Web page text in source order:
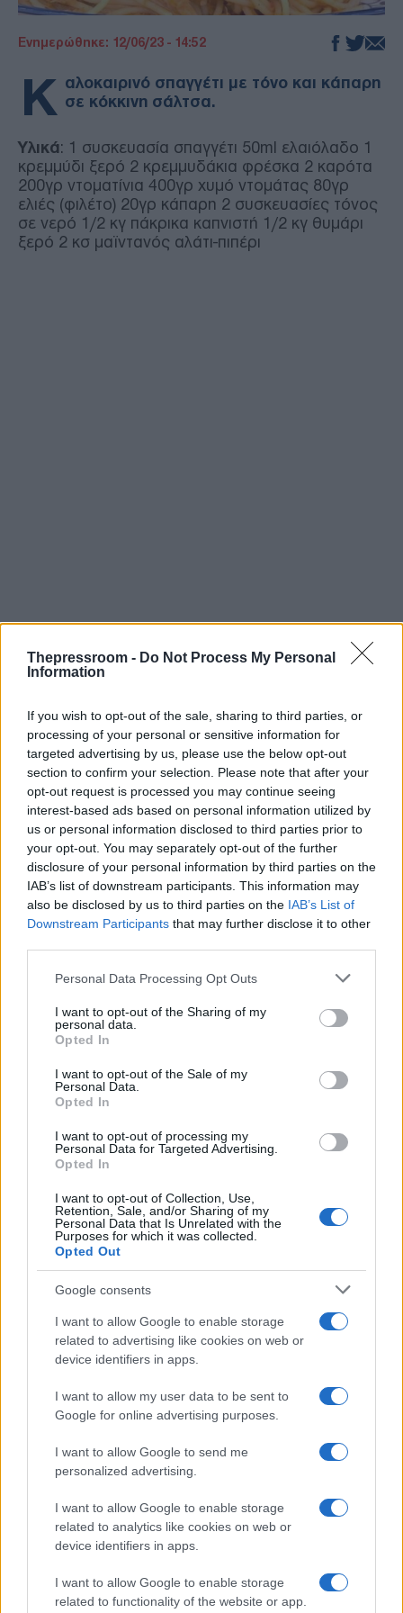
Thepressroom - Do Not Process My Personal
Information
If you wish to opt-out of the sale, sharing to third parties, or
processing of your personal or sensitive information for
targeted advertising by us, please use the below opt-out
section to confirm your selection. Please note that after your
opt-out request is processed you may continue seeing
interest-based ads based on personal information utilized by
us or personal information disclosed to third parties prior to
your opt-out. You may separately opt-out of the further
disclosure of your personal information by third parties on the
IAB’s list of downstream participants. This information may
also be disclosed by us to third parties on the IAB’s List of
Downstream Participants that may further disclose it to other
Please note that this website/app uses one or more Google
not limited to your visit or usage behaviour. You may click to
grant or deny consent to Google and its third-party tags to
use your data for below specified purposes in below Google
consent section.
Personal Data Processing Opt Outs
I want to opt-out of the Sharing of my
personal data.
Opted In
I want to opt-out of the Sale of my
Personal Data.
Opted In
I want to opt-out of processing my
Personal Data for Targeted Advertising.
Opted In
I want to opt-out of Collection, Use,
Retention, Sale, and/or Sharing of my
Personal Data that Is Unrelated with the
Purposes for which it was collected.
Opted Out
Google consents
I want to allow Google to enable storage
related to advertising like cookies on web or
device identifiers in apps.
I want to allow my user data to be sent to
Google for online advertising purposes.
I want to allow Google to send me
personalized advertising.
I want to allow Google to enable storage
related to analytics like cookies on web or
device identifiers in apps.
I want to allow Google to enable storage
related to functionality of the website or app.
Ενημερώθηκε: 12/06/23 - 14:52
Κ αλοκαιρινό σπαγγέτι με τόνο και κάπαρη
σε κόκκινη σάλτσα.
Υλικά: 1 συσκευασία σπαγγέτι 50ml ελαιόλαδο 1
κρεμμύδι ξερό 2 κρεμμυδάκια φρέσκα 2 καρότα
200γρ ντοματίνια 400γρ χυμό ντομάτας 80γρ
ελιές (φιλέτο) 20γρ κάπαρη 2 συσκευασίες τόνος
σε νερό 1/2 κγ πάκρικα καπνιστή 1/2 κγ θυμάρι
ξερό 2 κσ μαϊντανός αλάτι-πιπέρι
ΑΚΟΛΟΥΘΗΣΤΕ ΜΑΣ ΣΤΟ GOOGLE
NEWS ΚΑΝΟΝΤΑΣ ΚΛΙΚ ΕΔΩ
TAGS
Ροή Ειδήσεων
09/08/26 - 13:39
Έκτακτη σύσκεψη της επιτροπής Εκτίμησης Κινδύνου
ΔΙΕΘΝΗ
09/08/26 - 13:43
Οι Χούθι δοκιμάζουν το Σύμφωνο της Μέκκας: Θα
πολεμήσουν Τουρκία και Πακιστάν για τη Σαουδική
Αραβία;
09/08/26 - 13:29
Πώς θα ήταν η Ευρώπη χωρίς ποτάμια;
09/08/26 - 13:22
Το Χονγκ Κονγκ κατέγραψε ρεκόρ ζέστης με 36,9
ΚΥΠΡΟΣ
09/08/26 - 12:46
Με πορεία μοτοσικλετιστών από όλες τις ελεύθερες
πόλεις της Κύπρου τιμήθηκε χθες η μνήμη του Τάσου
Ισαάκ και του Σολωμού Σολωμού
ΑΜΥΝΑ
8 Αυγούστου 1884: Τα εγκαίνια της Σχολής Ναυτικών